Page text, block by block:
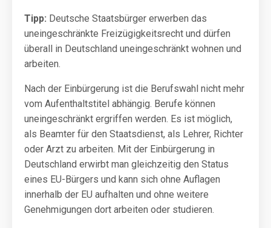
Tipp: Deutsche Staatsbürger erwerben das
uneingeschränkte Freizügigkeitsrecht und dürfen
überall in Deutschland uneingeschränkt wohnen und
arbeiten.
Nach der Einbürgerung ist die Berufswahl nicht mehr
vom Aufenthaltstitel abhängig. Berufe können
uneingeschränkt ergriffen werden. Es ist möglich,
als Beamter für den Staatsdienst, als Lehrer, Richter
oder Arzt zu arbeiten. Mit der Einbürgerung in
Deutschland erwirbt man gleichzeitig den Status
eines EU-Bürgers und kann sich ohne Auflagen
innerhalb der EU aufhalten und ohne weitere
Genehmigungen dort arbeiten oder studieren.